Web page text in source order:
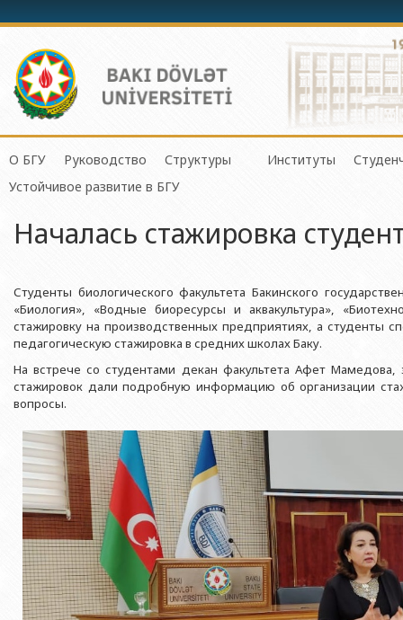
О БГУ
История БГУ
Миссия и стратегия БГУ
Сертификат об аттестации
Членство БГУ в международных организациях
Гранты и проекты
Ректоры
Выпускники БГУ
Почетные доктора
Образование в БГУ
Перечень специальностей
Знаменательные даты в истории БГУ
Руководство
Ректор
Проректоры
Ученый совет БГУ
Деканы
Профсоюзный Комитет
Учебно-методический совет
Структуры
Центр организации научной
Отдел человеческих ресурсов и
Отдел по работе с документами
Бухгалтерия
Отдел мониторинга и контроля
Служба психологической помощи
Культурно-творческий центр
Спортивно-оздоровительный
Университетская газета
Типография
Издательство
Физический
Биологический
Факультет
Географический
Геологический
Филологический
Исторический
Факультет
Юридический
Факультет
Факультет
Факультет
Институты
Институт
Институт
Науки и
Институт
Институт
Юридическое
образования
Юридическое
Юридическое
и образования
О
Устойчивое развитие в БГУ
Началась стажировка
Студенты биологического факультета Бакинского
«Биология», «Водные биоресурсы и аквакультура»,
стажировку на производственных предприятиях, а студенты
педагогическую стажировка в средних школах Баку.
На встрече со студентами декан факультета Афет
стажировок дали подробную информацию об организации
вопросы.